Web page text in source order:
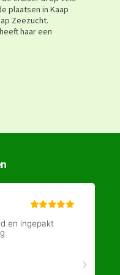
plaatsen in Kaap
Zeezucht.
haar een